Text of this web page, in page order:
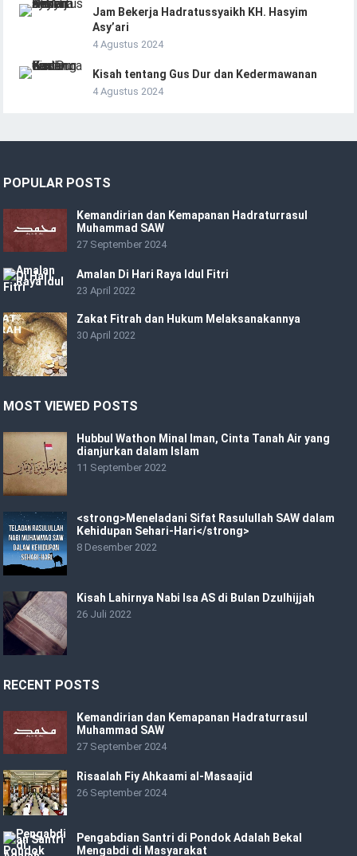
Jam Bekerja Hadratussyaikh KH. Hasyim
Asy’ari
4 Agustus 2024
Kisah tentang Gus Dur dan Kedermawanan
4 Agustus 2024
POPULAR POSTS
Kemandirian dan Kemapanan Hadraturrasul
Muhammad SAW
27 September 2024
Amalan Di Hari Raya Idul Fitri
23 April 2022
Zakat Fitrah dan Hukum Melaksanakannya
30 April 2022
MOST VIEWED POSTS
Hubbul Wathon Minal Iman, Cinta Tanah Air yang
dianjurkan dalam Islam
11 September 2022
<strong>Meneladani Sifat Rasulullah SAW dalam
Kehidupan Sehari-Hari</strong>
8 Desember 2022
Kisah Lahirnya Nabi Isa AS di Bulan Dzulhijjah
26 Juli 2022
RECENT POSTS
Kemandirian dan Kemapanan Hadraturrasul
Muhammad SAW
27 September 2024
Risaalah Fiy Ahkaami al-Masaajid
26 September 2024
Pengabdian Santri di Pondok Adalah Bekal
Mengabdi di Masyarakat